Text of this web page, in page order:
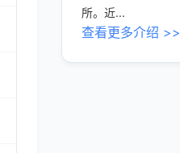
所。近...
查看更多介绍 >>